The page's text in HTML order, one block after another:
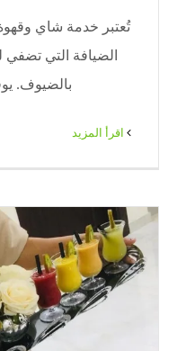
تُعتبر خدمة شاي
الضيافة التي
بالضيوف.